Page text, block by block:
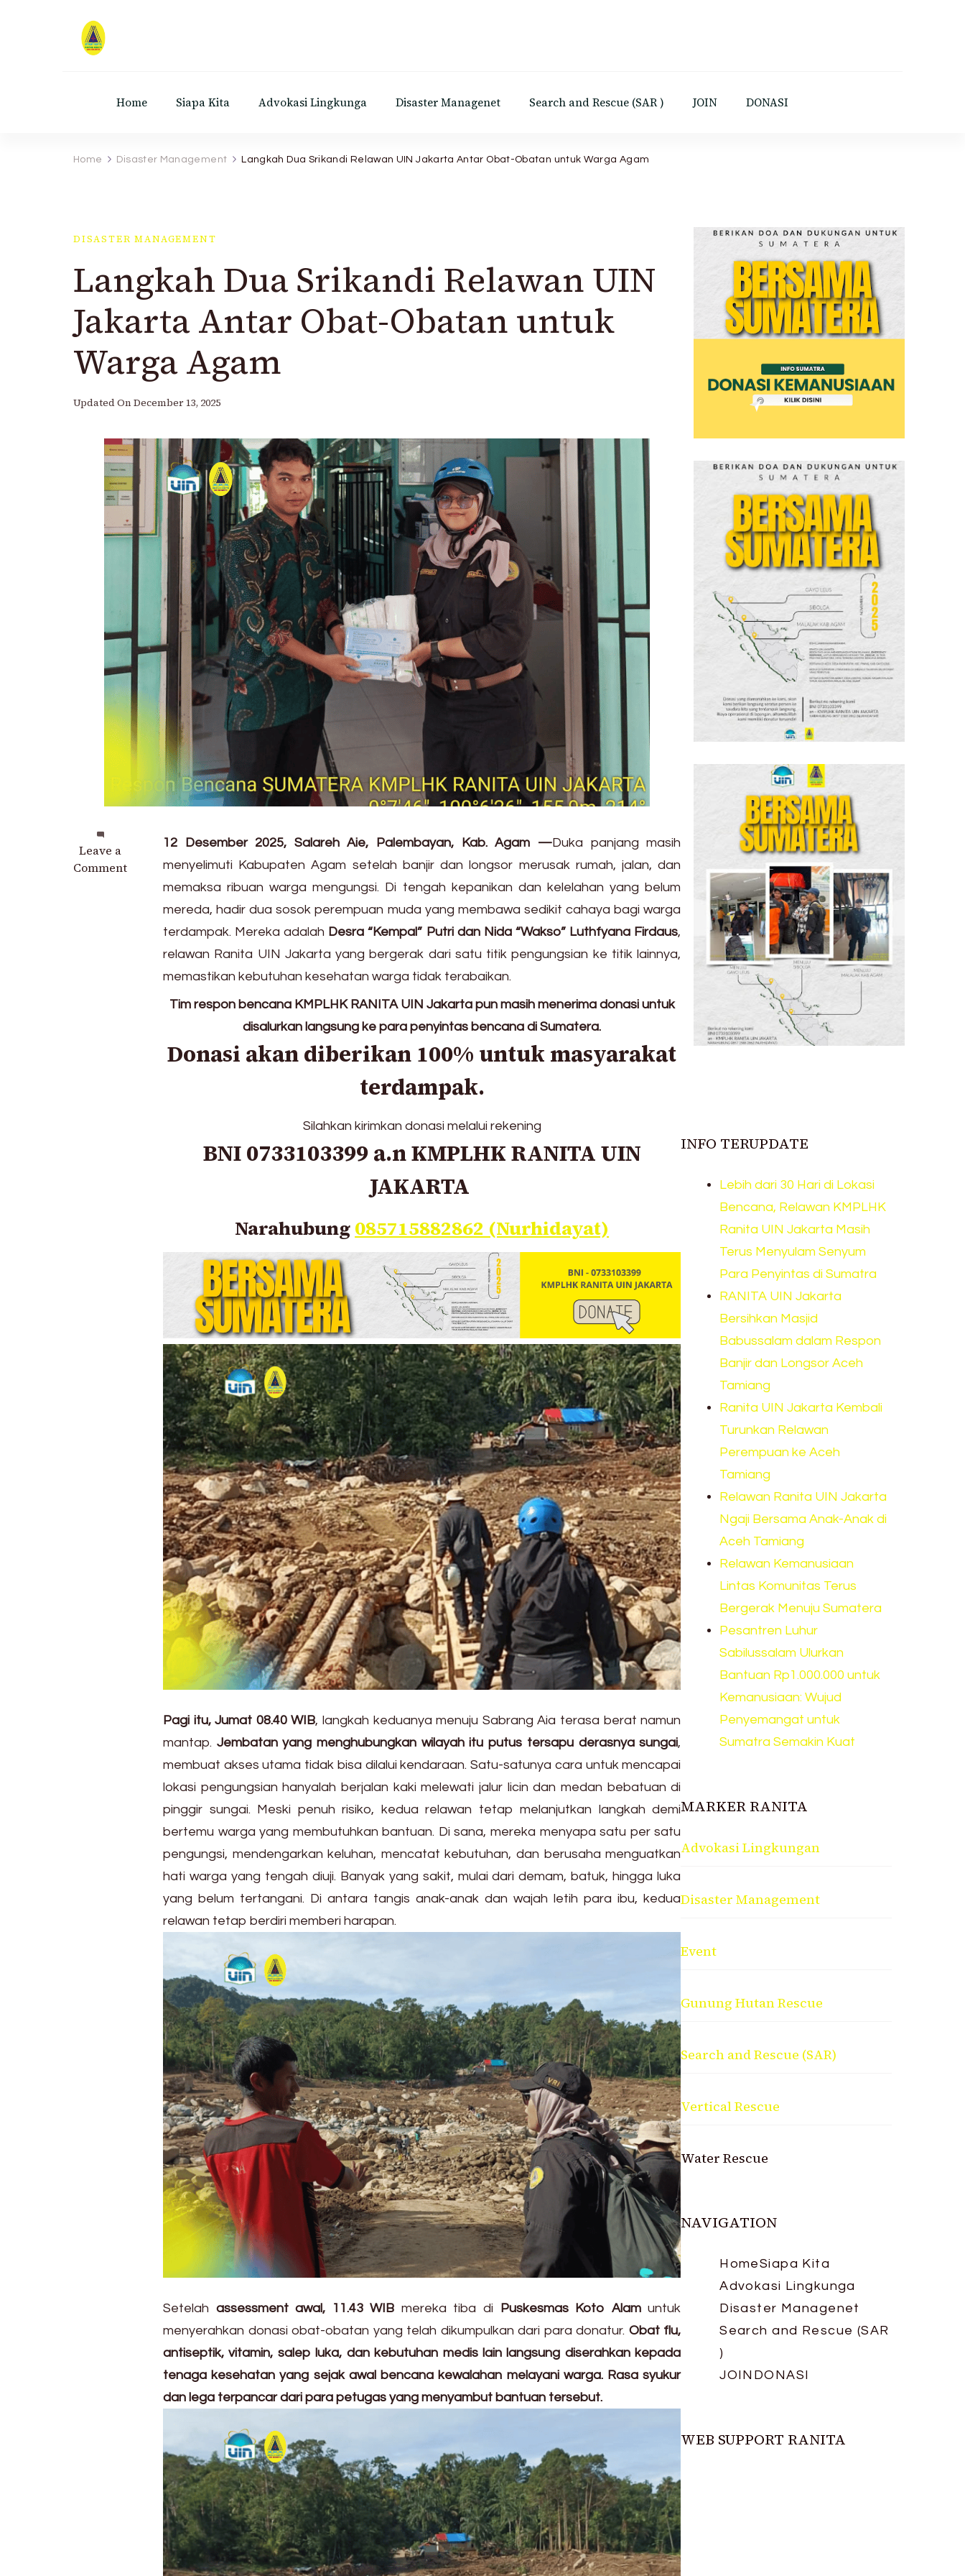
Home Siapa Kita Advokasi Lingkunga Disaster Managenet Search and Rescue (SAR ) JOIN DONASI
Home Disaster Management Langkah Dua Srikandi Relawan UIN Jakarta Antar Obat-Obatan untuk Warga Agam
DISASTER MANAGEMENT
Langkah Dua Srikandi Relawan UIN
Jakarta Antar Obat-Obatan untuk
Warga Agam
Updated On December 13, 2025
Leave a
Comment
on
Langkah
12 Desember 2025, Salareh Aie, Palembayan, Kab. Agam —Duka panjang masih
menyelimuti Kabupaten Agam setelah banjir dan longsor merusak rumah, jalan, dan
memaksa ribuan warga mengungsi. Di tengah kepanikan dan kelelahan yang belum
mereda, hadir dua sosok perempuan muda yang membawa sedikit cahaya bagi warga
terdampak. Mereka adalah Desra “Kempal” Putri dan Nida “Wakso” Luthfyana Firdaus,
relawan Ranita UIN Jakarta yang bergerak dari satu titik pengungsian ke titik lainnya,
memastikan kebutuhan kesehatan warga tidak terabaikan.
Tim respon bencana KMPLHK RANITA UIN Jakarta pun masih menerima donasi untuk
disalurkan langsung ke para penyintas bencana di Sumatera.
Donasi akan diberikan 100% untuk masyarakat
terdampak.
Silahkan kirimkan donasi melalui rekening
BNI 0733103399 a.n KMPLHK RANITA UIN
JAKARTA
Narahubung085715882862 (Nurhidayat)
Pagi itu, Jumat 08.40 WIB, langkah keduanya menuju Sabrang Aia terasa berat namun
mantap. Jembatan yang menghubungkan wilayah itu putus tersapu derasnya sungai,
membuat akses utama tidak bisa dilalui kendaraan. Satu-satunya cara untuk mencapai
lokasi pengungsian hanyalah berjalan kaki melewati jalur licin dan medan bebatuan di
pinggir sungai. Meski penuh risiko, kedua relawan tetap melanjutkan langkah demi
bertemu warga yang membutuhkan bantuan. Di sana, mereka menyapa satu per satu
pengungsi, mendengarkan keluhan, mencatat kebutuhan, dan berusaha menguatkan
hati warga yang tengah diuji. Banyak yang sakit, mulai dari demam, batuk, hingga luka
yang belum tertangani. Di antara tangis anak-anak dan wajah letih para ibu, kedua
relawan tetap berdiri memberi harapan.
Setelah assessment awal, 11.43 WIB mereka tiba di Puskesmas Koto Alamuntuk
menyerahkan donasi obat-obatan yang telah dikumpulkan dari para donatur. Obat flu,
antiseptik, vitamin, salep luka, dan kebutuhan medis lain langsung diserahkan kepada
tenaga kesehatan yang sejak awal bencana kewalahan melayani warga. Rasa syukur
dan lega terpancar dari para petugas yang menyambut bantuan tersebut.
INFO TERUPDATE
Lebih dari 30 Hari di Lokasi
Bencana, Relawan KMPLHK
Ranita UIN Jakarta Masih
Terus Menyulam Senyum
Para Penyintas di Sumatra
RANITA UIN Jakarta
Bersihkan Masjid
Babussalam dalam Respon
Banjir dan Longsor Aceh
Tamiang
Ranita UIN Jakarta Kembali
Turunkan Relawan
Perempuan ke Aceh
Tamiang
Relawan Ranita UIN Jakarta
Ngaji Bersama Anak-Anak di
Aceh Tamiang
Relawan Kemanusiaan
Lintas Komunitas Terus
Bergerak Menuju Sumatera
Pesantren Luhur
Sabilussalam Ulurkan
Bantuan Rp1.000.000 untuk
Kemanusiaan: Wujud
Penyemangat untuk
Sumatra Semakin Kuat
MARKER RANITA
Advokasi Lingkungan
Disaster Management
Event
Gunung Hutan Rescue
Search and Rescue (SAR)
Vertical Rescue
Water Rescue
NAVIGATION
HomeSiapa Kita
Advokasi Lingkunga
Disaster Managenet
Search and Rescue (SAR
)
JOIN DONASI
WEB SUPPORT RANITA